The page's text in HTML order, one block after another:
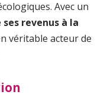
Avec un
revenus à la
véritable acteur de